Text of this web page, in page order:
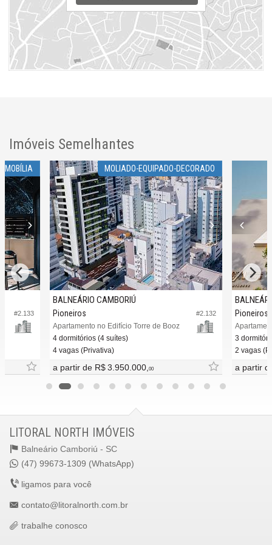
ver mapa abaixo
Imóveis Semelhantes
MOBÍLIA
#2.133
MOLIADO-EQUIPADO-DECORADO
#2.132
BALNEÁRIO CAMBORIÚ
Pioneiros
Apartamento no Edifício Torre de Booz
4 dormitórios (4 suítes)
4 vagas (Privativa)
a partir de R$ 3.950.000, 00
Pioneiros
3
2 vagas
a partir
LITORAL NORTH IMÓVEIS
Balneário Camboriú - SC
(47) 99673-1309 (WhatsApp)
ligamos para você
contato@litoralnorth.com.br
trabalhe conosco